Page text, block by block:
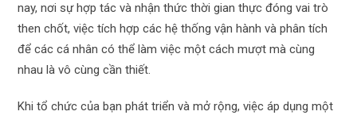
nay, nơi sự hợp tác và nhận thức thời gian thực đóng vai trò
then chốt, việc tích hợp các hệ thống vận hành và phân tích
để các cá nhân có thể làm việc một cách mượt mà cùng
nhau là vô cùng cần thiết.
Khi tổ chức của bạn phát triển và mở rộng, việc áp dụng một